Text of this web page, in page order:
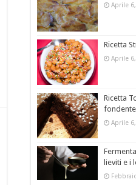
Aprile
Ricetta
Aprile
Ricetta
fondente
Aprile
lieviti e i